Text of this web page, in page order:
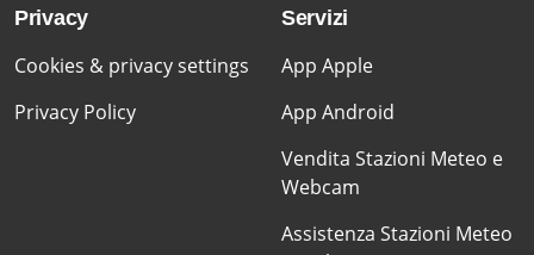
Privacy
Cookies & privacy settings
Privacy Policy
Servizi
App Apple
App Android
Vendita Stazioni Meteo e
Webcam
Assistenza Stazioni Meteo